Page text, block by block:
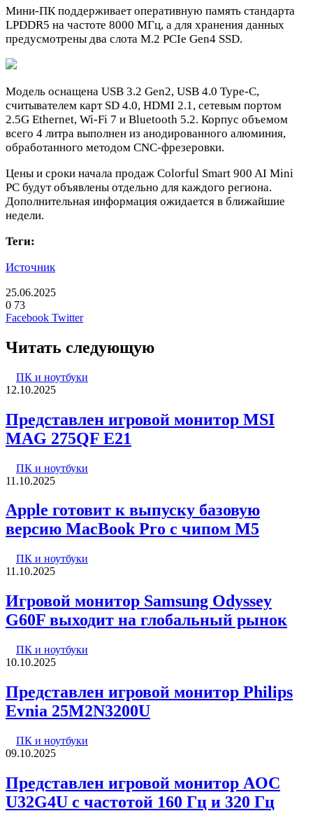
Мини-ПК поддерживает оперативную память стандарта
LPDDR5 на частоте 8000 МГц, а для хранения данных
предусмотрены два слота M.2 PCIe Gen4 SSD.
Модель оснащена USB 3.2 Gen2, USB 4.0 Type-C,
считывателем карт SD 4.0, HDMI 2.1, сетевым портом
2.5G Ethernet, Wi-Fi 7 и Bluetooth 5.2. Корпус объемом
всего 4 литра выполнен из анодированного алюминия,
обработанного методом CNC-фрезеровки.
Цены и сроки начала продаж Colorful Smart 900 AI Mini
PC будут объявлены отдельно для каждого региона.
Дополнительная информация ожидается в ближайшие
недели.
Теги:
Источник
25.06.2025
0 73
Facebook TwitterLinkedIn
Pinterest
Вконтакте
Одноклассники
Skype
WhatsApp
Telegram
Viber
Читать следующую
ПК и ноутбуки
12.10.2025
Представлен игровой монитор MSI
MAG 275QF E21
ПК и ноутбуки
11.10.2025
Apple готовит к выпуску базовую
версию MacBook Pro с чипом M5
ПК и ноутбуки
11.10.2025
Игровой монитор Samsung Odyssey
G60F выходит на глобальный рынок
ПК и ноутбуки
10.10.2025
Представлен игровой монитор Philips
Evnia 25M2N3200U
ПК и ноутбуки
09.10.2025
Представлен игровой монитор AOC
U32G4U с частотой 160 Гц и 320 Гц